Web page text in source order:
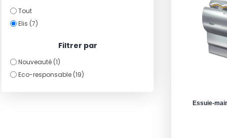
Tout
Elis (7)
Filtrer par
Nouveauté (1)
Eco-responsable (19)
Essuie-